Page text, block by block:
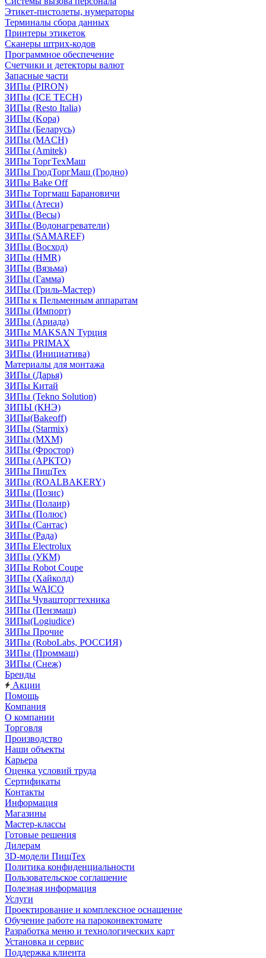
Этикет-пистолеты, нумераторы
Терминалы сбора данных
Принтеры этикеток
Сканеры штрих-кодов
Программное обеспечение
Счетчики и детекторы валют
Запасные части
ЗИПы (PIRON)
ЗИПы (ICE TECH)
ЗИПы (Resto Italia)
ЗИПы (Kopa)
ЗИПы (Беларусь)
ЗИПы (MACH)
ЗИПы (Amitek)
ЗИПы ТоргТехМаш
ЗИПы ГродТоргМаш (Гродно)
ЗИПы Bake Off
ЗИПы Торгмаш Барановичи
ЗИПы (Атеси)
ЗИПы (Весы)
ЗИПы (Водонагреватели)
ЗИПы (SAMAREF)
ЗИПы (Восход)
ЗИПы (HMR)
ЗИПы (Вязьма)
ЗИПы (Гамма)
ЗИПы (Гриль-Мастер)
ЗИПы к Пельменным аппаратам
ЗИПы (Импорт)
ЗИПы (Ариада)
ЗИПы MAKSAN Турция
ЗИПы PRIMAX
ЗИПы (Инициатива)
Материалы для монтажа
ЗИПы (Дарья)
ЗИПы Китай
ЗИПы (Tekno Solution)
ЗИПЫ (КНЭ)
ЗИПы(Bakeoff)
ЗИПы (Starmix)
ЗИПы (МХМ)
ЗИПы (Фростор)
ЗИПы (АРКТО)
ЗИПы ПищТех
ЗИПы (ROALBAKERY)
ЗИПы (Позис)
ЗИПы (Полаир)
ЗИПы (Полюс)
ЗИПы (Сантас)
ЗИПы (Рада)
ЗИПы Electrolux
ЗИПы (УКМ)
ЗИПы Robot Coupe
ЗИПы (Хайколд)
ЗИПы WAICO
ЗИПы Чувашторгтехника
ЗИПы (Пензмаш)
ЗИПы(Logiudice)
ЗИПы Прочие
ЗИПы (RoboLabs, РОССИЯ)
ЗИПы (Проммаш)
ЗИПы (Снеж)
Бренды
Акции
Помощь
Компания
О компании
Торговля
Производство
Наши объекты
Карьера
Оценка условий труда
Сертификаты
Контакты
Информация
Магазины
Мастер-классы
Готовые решения
Дилерам
3D-модели ПищТех
Политика конфиденциальности
Пользовательское соглашение
Полезная информация
Услуги
Проектирование и комплексное оснащение
Обучение работе на пароконвектомате
Разработка меню и технологических карт
Установка и сервис
Поддержка клиента